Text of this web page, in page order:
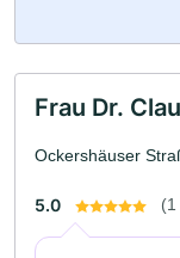
Frau Dr.
Ockershäuser
5.0 (1